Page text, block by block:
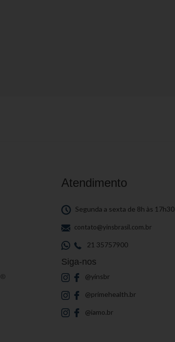
Atendimento
Segunda a sexta de 8h às 17h30
contato@yinsbrasil.com.br
21 35757900
Siga-nos
@yinsbr
@primehealth.br
@iamo.br